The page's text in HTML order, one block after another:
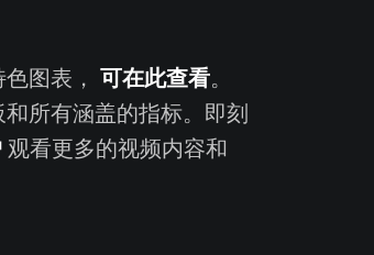
图表， 可在此查看。
所有涵盖的指标。即刻
观看更多的视频内容和